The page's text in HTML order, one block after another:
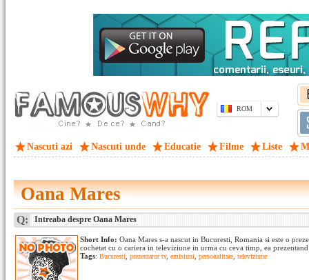
ROM
Nascuti azi Nascuti unde Educatie Filme Liste
Oana Mares
Q: Intreaba despre Oana Mares
Short Info: Oana Mares s-a nascut in Bucuresti, Romania si este o
cochetat cu o cariera in televiziune in urma cu ceva timp, ea
Tags: Bucuresti prezentator tv, emisiuni personalitate televiziune